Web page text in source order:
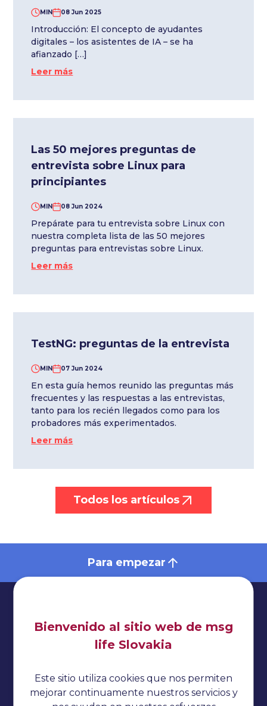
MIN 08 Jun 2025
Introducción: El concepto de ayudantes
digitales – los asistentes de IA – se ha
afianzado […]
Leer más
Las 50 mejores preguntas de
entrevista sobre Linux para
principiantes
MIN 08 Jun 2024
Prepárate para tu entrevista sobre Linux con
nuestra completa lista de las 50 mejores
preguntas para entrevistas sobre Linux.
Leer más
TestNG: preguntas de la entrevista
MIN 07 Jun 2024
En esta guía hemos reunido las preguntas más
frecuentes y las respuestas a las entrevistas,
tanto para los recién llegados como para los
probadores más experimentados.
Leer más
Todos los artículos
Para empezar
Impresionante
Cookies
Bienvenido al sitio web de msg
life Slovakia
Este sitio utiliza cookies que nos permiten
mejorar continuamente nuestros servicios y